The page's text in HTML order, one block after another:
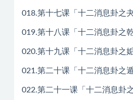
018.第十七课「十二消息卦之
019.第十八课「十二消息卦之
020.第十九课「十二消息卦之
021.第二十课「十二消息卦之
022.第二十一课「十二消息卦